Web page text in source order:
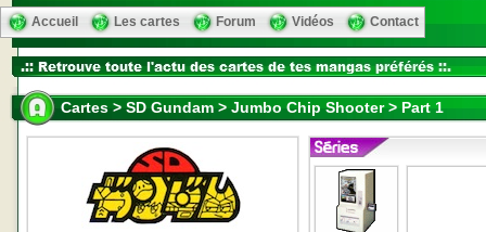
Accueil Les cartes Forum Vidéos Contact
Cartes > SD Gundam > Jumbo Chip Shooter > Part 1